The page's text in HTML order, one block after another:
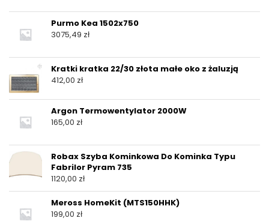
Purmo Kea 1502x750
3075,49 zł
Kratki kratka 22/30 złota małe oko z żaluzją
412,00 zł
Argon Termowentylator 2000W
165,00 zł
Robax Szyba Kominkowa Do Kominka Typu
Fabrilor Pyram 735
1120,00 zł
Meross HomeKit (MTS150HHK)
199,00 zł